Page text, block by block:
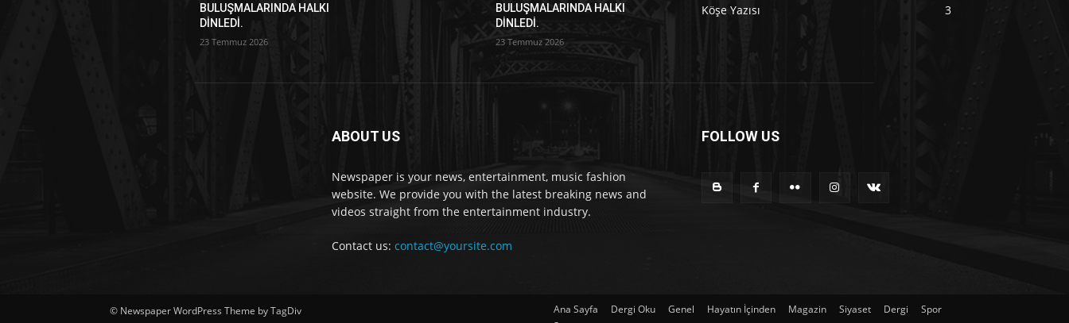
BULUŞMALARINDA HALKI
DİNLEDİ.
23 Temmuz 2026
BULUŞMALARINDA HALKI
DİNLEDİ.
23 Temmuz 2026
Köşe Yazısı
3
ABOUT US
Newspaper is your news, entertainment, music fashion
website. We provide you with the latest breaking news and
videos straight from the entertainment industry.
Contact us: contact@yoursite.com
FOLLOW US
© Newspaper WordPress Theme by TagDiv Ana Sayfa Dergi Oku Genel Hayatın İçinden Magazin Siyaset Dergi
Spor